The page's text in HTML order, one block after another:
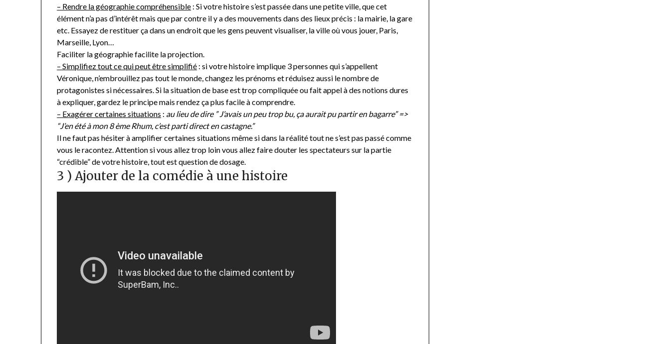
– Rendre la géographie compréhensible : Si votre histoire s’est passée dans une petite ville, que cet
élément n’a pas d’intérêt mais que par contre il y a des mouvements dans des lieux précis : la mairie, la gare
etc. Essayez de restituer ça dans un endroit que les gens peuvent visualiser, la ville où vous jouer, Paris,
Marseille, Lyon…
Faciliter la géographie facilite la projection.
– Simplifiez tout ce qui peut être simplifié : si votre histoire implique 3 personnes qui s’appellent
Véronique, n’embrouillez pas tout le monde, changez les prénoms et réduisez aussi le nombre de
protagonistes si nécessaires. Si la situation de base est trop compliquée ou fait appel à des notions dures
à expliquer, gardez le principe mais rendez ça plus facile à comprendre.
– Exagérer certaines situations : au lieu de dire ” J’avais un peu trop bu, ça aurait pu partir en bagarre” =>
“J’en été à mon 8 ème Rhum, c’est parti direct en castagne.”
Il ne faut pas hésiter à amplifier certaines situations même si dans la réalité tout ne s’est pas passé comme
vous le racontez. Attention si vous allez trop loin vous allez faire douter les spectateurs sur la partie
“crédible” de votre histoire, tout est question de dosage.
3 ) Ajouter de la comédie à une histoire